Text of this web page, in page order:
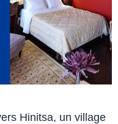
Hinitsa, un village